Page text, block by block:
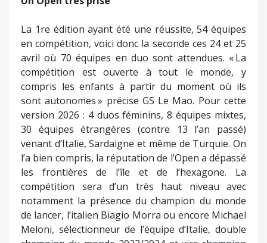
La 1re édition ayant été une réussite, 54 équipes
en compétition, voici donc la seconde ces 24 et 25
avril où 70 équipes en duo sont attendues. « La
compétition est ouverte à tout le monde, y
compris les enfants à partir du moment où ils
sont autonomes » précise GS Le Mao. Pour cette
version 2026 : 4 duos féminins, 8 équipes mixtes,
30 équipes étrangères (contre 13 l’an passé)
venant d’Italie, Sardaigne et même de Turquie. On
l’a bien compris, la réputation de l’Open a dépassé
les frontières de l’île et de l’hexagone. La
compétition sera d’un très haut niveau avec
notamment la présence du champion du monde
de lancer, l’italien Biagio Morra ou encore Michael
Meloni, sélectionneur de l’équipe d’Italie, double